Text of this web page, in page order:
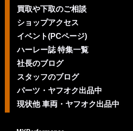
買取や下取のご相談
ショップアクセス
イベント(PCページ)
ハーレー誌 特集一覧
社長のブログ
スタッフのブログ
パーツ・ヤフオク出品中
現状他 車両・ヤフオク出品中